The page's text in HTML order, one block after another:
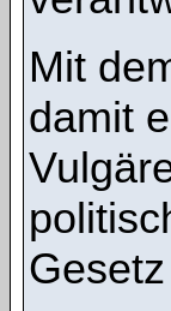
Mit
damit